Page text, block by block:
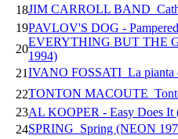
18JIM CARROLL BAND 
19PAVLOV'S DOG -
20
EVERYTHING BUT THE
1994)
21IVANO FOSSATI  La
22TONTON MACOUTE 
23AL KOOPER - Easy Does It
24SPRING  Spring (NEON